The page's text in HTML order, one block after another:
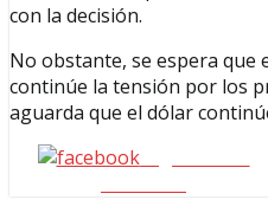
con la decisión.
No obstante, se espera que
continúe la tensión por los
aguarda que el dólar
Seguinos en